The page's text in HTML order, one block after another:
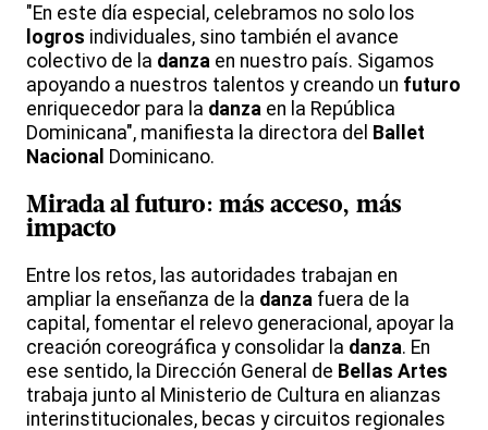
"En este día especial, celebramos no solo los
logros individuales, sino también el avance
colectivo de la danza en nuestro país. Sigamos
apoyando a nuestros talentos y creando un futuro
enriquecedor para la danza en la República
Dominicana", manifiesta la directora del Ballet
Nacional Dominicano.
Mirada al futuro: más acceso, más
impacto
Entre los retos, las autoridades trabajan en
ampliar la enseñanza de la danza fuera de la
capital, fomentar el relevo generacional, apoyar la
creación coreográfica y consolidar la danza. En
ese sentido, la Dirección General de Bellas Artes
trabaja junto al Ministerio de Cultura en alianzas
interinstitucionales, becas y circuitos regionales